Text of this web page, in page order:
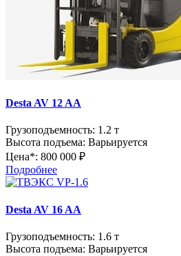
Desta AV 12 AA
Грузоподъемность: 1.2 т
Высота подъема: Варьируется
Цена*: 800 000 ₽
Подробнее
Desta AV 16 AA
Грузоподъемность: 1.6 т
Высота подъема: Варьируется